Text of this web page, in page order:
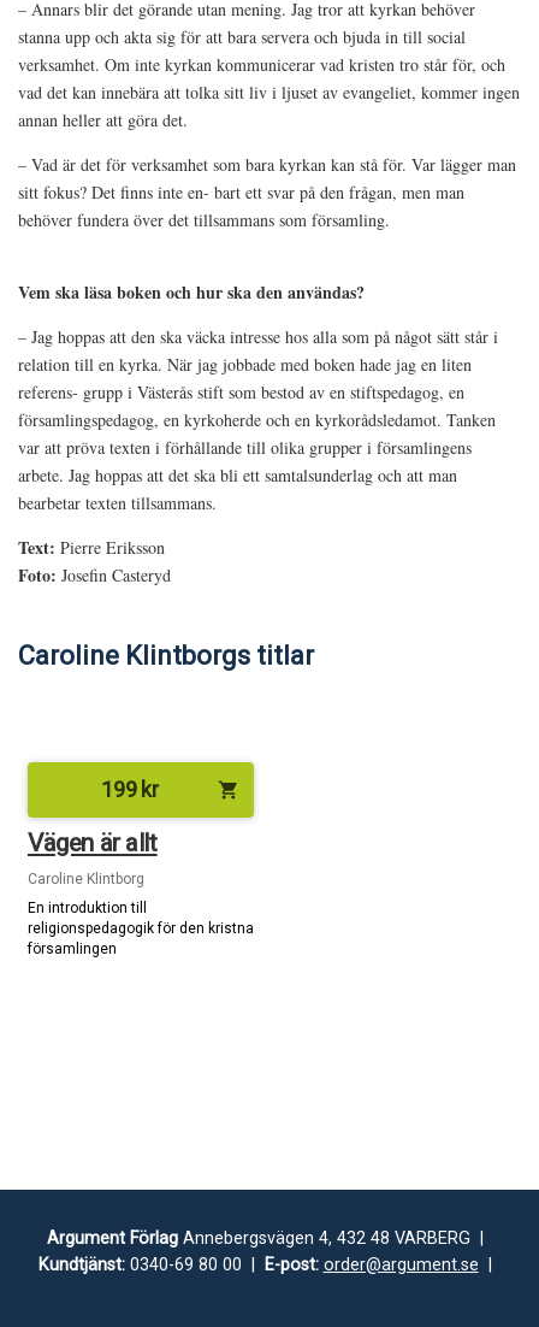
– Annars blir det görande utan mening. Jag tror att kyrkan behöver
stanna upp och akta sig för att bara servera och bjuda in till social
verksamhet. Om inte kyrkan kommunicerar vad kristen tro står för, och
vad det kan innebära att tolka sitt liv i ljuset av evangeliet, kommer ingen
annan heller att göra det.
– Vad är det för verksamhet som bara kyrkan kan stå för. Var lägger man
sitt fokus? Det finns inte en- bart ett svar på den frågan, men man
behöver fundera över det tillsammans som församling.
Vem ska läsa boken och hur ska den användas?
– Jag hoppas att den ska väcka intresse hos alla som på något sätt står i
relation till en kyrka. När jag jobbade med boken hade jag en liten
referens- grupp i Västerås stift som bestod av en stiftspedagog, en
församlingspedagog, en kyrkoherde och en kyrkorådsledamot. Tanken
var att pröva texten i förhållande till olika grupper i församlingens
arbete. Jag hoppas att det ska bli ett samtalsunderlag och att man
bearbetar texten tillsammans.
Text: Pierre Eriksson
Foto: Josefin Casteryd
Caroline Klintborgs titlar
199kr shopping_cart
Vägen är allt
Caroline Klintborg
En introduktion till
religionspedagogik för den kristna
församlingen
Argument FörlagAnnebergsvägen 4, 432 48 VARBERG |
Kundtjänst:0340-69 80 00 | E-post: order@argument.se